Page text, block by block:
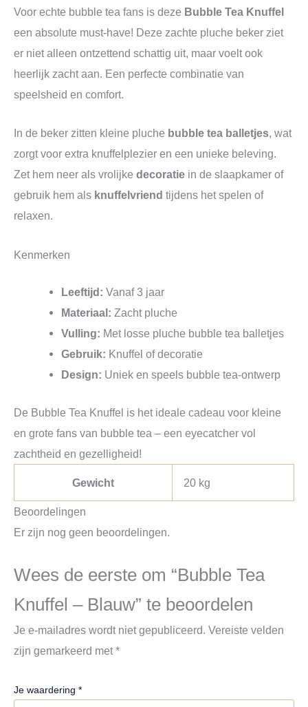
Voor echte bubble tea fans is deze Bubble Tea Knuffel
een absolute must-have! Deze zachte pluche beker ziet
er niet alleen ontzettend schattig uit, maar voelt ook
heerlijk zacht aan. Een perfecte combinatie van
speelsheid en comfort.
In de beker zitten kleine pluche bubble tea balletjes, wat
zorgt voor extra knuffelplezier en een unieke beleving.
Zet hem neer als vrolijke decoratie in de slaapkamer of
gebruik hem als knuffelvriend tijdens het spelen of
relaxen.
Kenmerken
Leeftijd: Vanaf 3 jaar
Materiaal: Zacht pluche
Vulling: Met losse pluche bubble tea balletjes
Gebruik: Knuffel of decoratie
Design: Uniek en speels bubble tea-ontwerp
De Bubble Tea Knuffel is het ideale cadeau voor kleine
en grote fans van bubble tea – een eyecatcher vol
zachtheid en gezelligheid!
Gewicht 20 kg
Beoordelingen
Er zijn nog geen beoordelingen.
Wees de eerste om “Bubble Tea
Knuffel – Blauw” te beoordelen
Je e-mailadres wordt niet gepubliceerd. Vereiste velden
zijn gemarkeerd met*
Je waardering *